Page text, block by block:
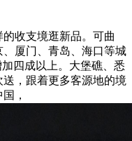
收支境逛新品。可曲
厦门、青岛、海口等城
四成以上。大堡礁、悉
，跟着更多客源地的境
，